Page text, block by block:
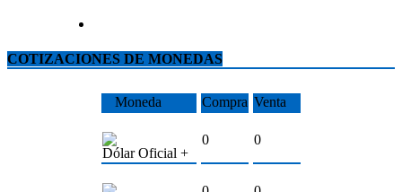
COTIZACIONES DE MONEDAS
Moneda Compra Venta
Dólar Oficial +
0 0